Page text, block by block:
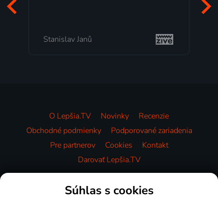
Stanislav Janů
O Lepšia.TV Novinky
Recenzie
Obchodné podmienky
Podporované zariadenia
Pre partnerov
Cookies
Kontakt
Darovať Lepšia.TV
Videotéka
Súhlas s cookies